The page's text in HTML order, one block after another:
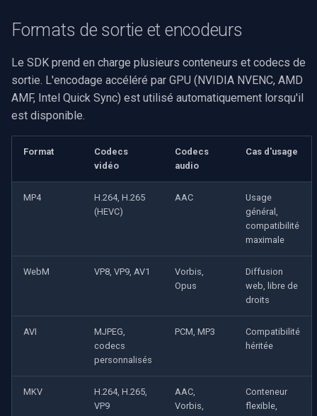
Formats de sortie et encodeurs
Le SDK prend en charge plusieurs conteneurs et codecs de
sortie. L'encodage accéléré par GPU (NVIDIA NVENC, AMD
AMF, Intel Quick Sync) est utilisé automatiquement lorsqu'il
est disponible.
Format
Codecs
vidéo
Codecs
audio
Cas d'usage
MP4
H.264, H.265
(HEVC)
AAC
Usage
général,
compatibilité
maximale
WebM VP8, VP9, AV1
Vorbis,
Opus
Diffusion
web, libre de
droits
AVI
MJPEG,
codecs
personnalisés
PCM, MP3
Compatibilité
héritée
MKV
H.264, H.265,
VP9
AAC,
Vorbis,
Conteneur
flexible,